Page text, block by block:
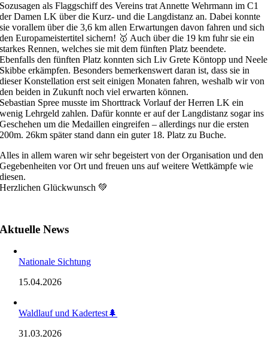
Sozusagen als Flaggschiff des Vereins trat Annette Wehrmann im C1
der Damen LK über die Kurz- und die Langdistanz an. Dabei konnte
sie vorallem über die 3,6 km allen Erwartungen davon fahren und sich
den Europameistertitel sichern! 🥇 Auch über die 19 km fuhr sie ein
starkes Rennen, welches sie mit dem fünften Platz beendete.
Ebenfalls den fünften Platz konnten sich Liv Grete Köntopp und Neele
Skibbe erkämpfen. Besonders bemerkenswert daran ist, dass sie in
dieser Konstellation erst seit einigen Monaten fahren, weshalb wir von
den beiden in Zukunft noch viel erwarten können.
Sebastian Spree musste im Shorttrack Vorlauf der Herren LK ein
wenig Lehrgeld zahlen. Dafür konnte er auf der Langdistanz sogar ins
Geschehen um die Medaillen eingreifen – allerdings nur die ersten
200m. 26km später stand dann ein guter 18. Platz zu Buche.
Alles in allem waren wir sehr begeistert von der Organisation und den
Gegebenheiten vor Ort und freuen uns auf weitere Wettkämpfe wie
diesen.
Herzlichen Glückwunsch 💚
Aktuelle News
Nationale Sichtung
15.04.2026
Waldlauf und Kadertest🌲
31.03.2026